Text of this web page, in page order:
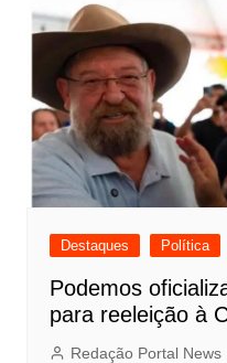
Destaques Política
Podemos
para reeleição à
Redação Portal News